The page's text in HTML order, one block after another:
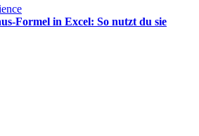
Formel in Excel: So nutzt du sie